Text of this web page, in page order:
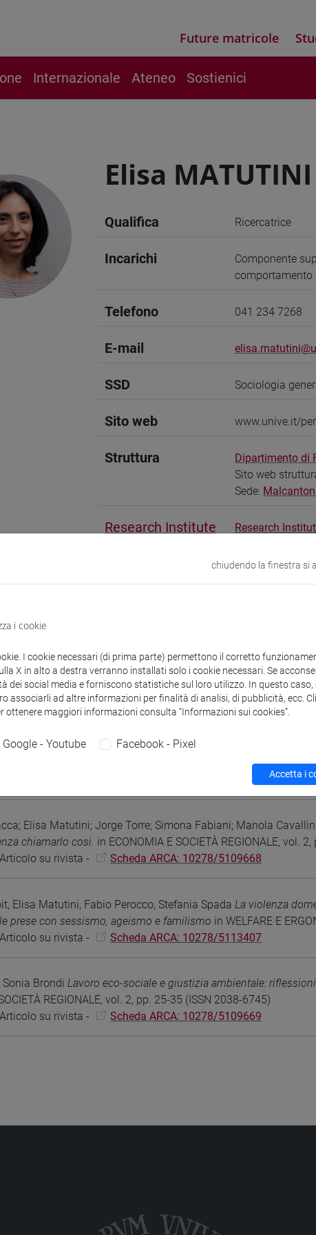
Future matricole
Internazionale Ateneo Sostienici
Elisa MATUTINI
Qualifica Ricercatrice
Incarichi
Componente
comportamento
Telefono 041 234 7268
E-mail
SSD Sociologia
Sito web www.unive.it/
Struttura
Dipartimento di
Sito web
Sede:
Research Institute Research
G.; Brondi S.Agency and Advocacy in Social Work:
vol. 17 (ISSN 2071-1050)
su rivista - Scheda ARCA: 10278/5106191
Elisa Matutini Eco-Welfare, territori e lavoro sociale
in
Elisa Matutini; Jorge Torre; Simona Fabiani; Manola
chiamarlo così. in ECONOMIA E SOCIETÀ REGIONALE, vol.
su rivista - Scheda ARCA: 10278/5109668
Elisa Matutini, Fabio Perocco, Stefania Spada La violenza
prese con sessismo, ageismo e familismo in WELFARE E
su rivista - Scheda ARCA: 10278/5113407
Brondi Lavoro eco-sociale e giustizia ambientale:
REGIONALE, vol. 2, pp. 25-35 (ISSN 2038-6745)
su rivista - Scheda ARCA: 10278/5109669
chiudendo la finestra si
i cookie
I cookie necessari (di prima parte) permettono il corretto
X in alto a destra verranno installati solo i cookie necessari. Se
dei social media e forniscono statistiche sul loro utilizzo. In questo
associarli ad altre informazioni per finalità di analisi, di pubblicità, ecc.
ottenere maggiori informazioni consulta “Informazioni sui cookies”.
Google - Youtube Facebook - Pixel
Accetta i